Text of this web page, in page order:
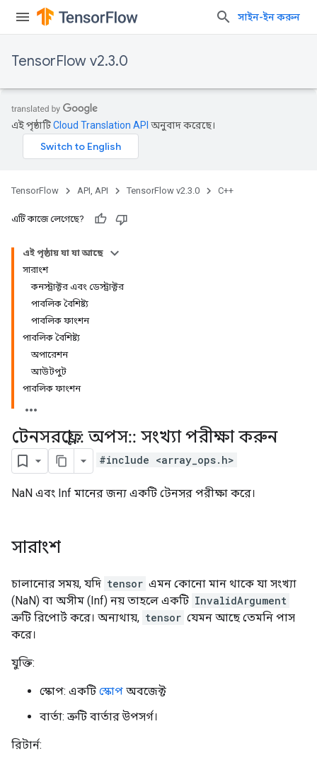
সাইন-ইন করুন
TensorFlow v2.3.0
এই পৃষ্ঠাটিCloud Translation API অনুবাদ করেছে।
TensorFlow API, API TensorFlow v2.3.0 C++
এটি কাজে লেগেছে?
এই পৃষ্ঠায় যা যা আছে
সারাংশ
কনস্ট্রাক্টর এবং ডেস্ট্রাক্টর
পাবলিক বৈশিষ্ট্য
পাবলিক ফাংশন
পাবলিক বৈশিষ্ট্য
অপারেশন
আউটপুট
পাবলিক ফাংশন
টেনসরফ্লো:: অপস:: সংখ্যা পরীক্ষা করুন
#include <array_ops.h>
NaN এবং Inf মানের জন্য একটি টেনসর পরীক্ষা করে।
সারাংশ
চালানোর সময়, যদি tensor এমন কোনো মান থাকে যা সংখ্যা
(NaN) বা অসীম (Inf) নয় তাহলে একটি InvalidArgument
ত্রুটি রিপোর্ট করে। অন্যথায়, tensor যেমন আছে তেমনি পাস
করে।
যুক্তি:
স্কোপ: একটি স্কোপ অবজেক্ট
বার্তা: ত্রুটি বার্তার উপসর্গ।
রিটার্ন: